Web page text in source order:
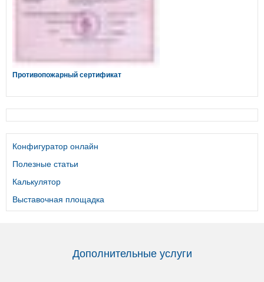
Противопожарный сертификат
Конфигуратор онлайн
Полезные статьи
Калькулятор
Выставочная площадка
Дополнительные услуги